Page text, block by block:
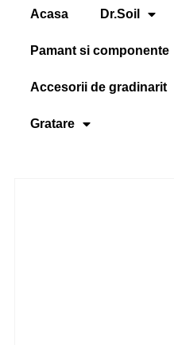
Acasa Dr.Soil
Pamant si componente
Accesorii de gradinarit
Gratare